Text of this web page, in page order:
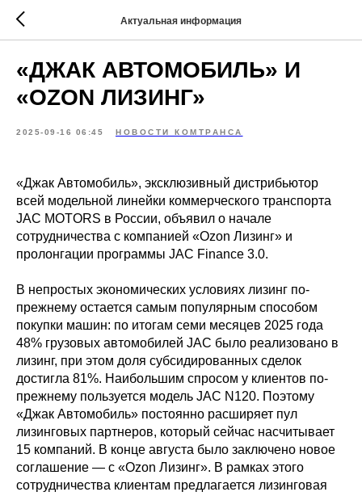
Актуальная информация
«ДЖАК АВТОМОБИЛЬ» И
«ОZON ЛИЗИНГ»
2025-09-16 06:45 НОВОСТИ КОМТРАНСА
«Джак Автомобиль», эксклюзивный дистрибьютор
всей модельной линейки коммерческого транспорта
JAC MOTORS в России, объявил о начале
сотрудничества с компанией «Ozon Лизинг» и
пролонгации программы JAC Finance 3.0.
В непростых экономических условиях лизинг по-
прежнему остается самым популярным способом
покупки машин: по итогам семи месяцев 2025 года
48% грузовых автомобилей JAC было реализовано в
лизинг, при этом доля субсидированных сделок
достигла 81%. Наибольшим спросом у клиентов по-
прежнему пользуется модель JAC N120. Поэтому
«Джак Автомобиль» постоянно расширяет пул
лизинговых партнеров, который сейчас насчитывает
15 компаний. В конце августа было заключено новое
соглашение — с «Ozon Лизинг». В рамках этого
сотрудничества клиентам предлагается лизинговая